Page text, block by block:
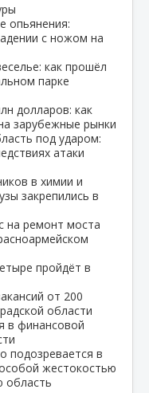
опьянения:
с ножом на
как прошёл
парке
долларов: как
зарубежные рынки
под ударом:
атаки
в химии и
закрепились в
на ремонт моста
пройдёт в
от 200
области
в финансовой
подозревается в
жестокостью
область